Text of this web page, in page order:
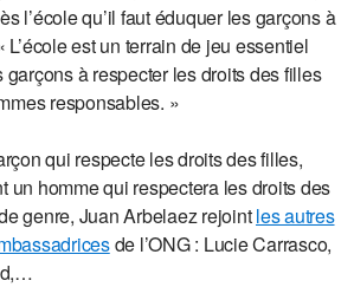
l’école qu’il faut éduquer les garçons à
L’école est un terrain de jeu essentiel
à respecter les droits des filles
responsables. »
qui respecte les droits des filles,
un homme qui respectera les droits des
genre, Juan Arbelaez rejointles autres
de l’ONG : Lucie Carrasco,